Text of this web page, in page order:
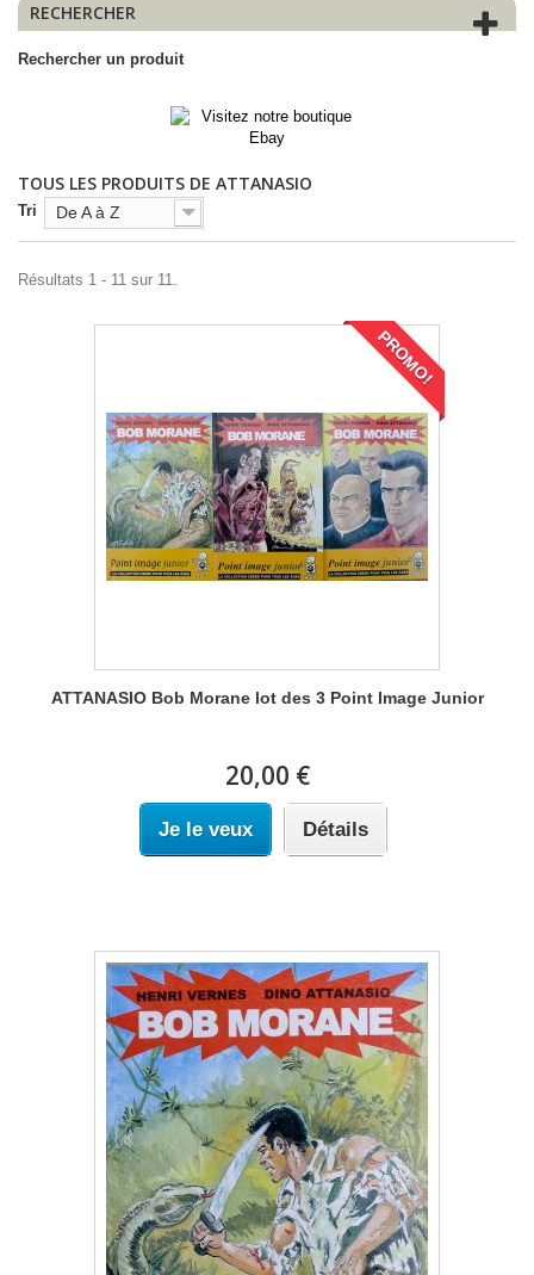
RECHERCHER
Rechercher un produit
TOUS LES PRODUITS DE ATTANASIO
Tri De A à Z
Résultats 1 - 11 sur 11.
PROMO!
ATTANASIO Bob Morane lot des 3 Point Image Junior
20,00 €
Je le veux Détails